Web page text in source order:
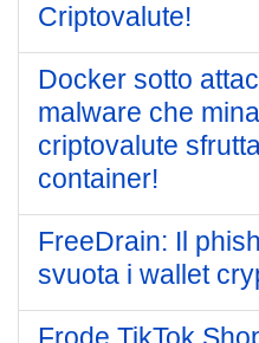
Criptovalute!
Docker sotto
malware che mina
criptovalute
container!
FreeDrain: Il
svuota i wallet